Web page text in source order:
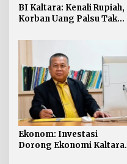
BI Kaltara: Kenali Rupiah,
Korban Uang Palsu Tak
Ekonom: Investasi
Dorong Ekonomi Kaltara,